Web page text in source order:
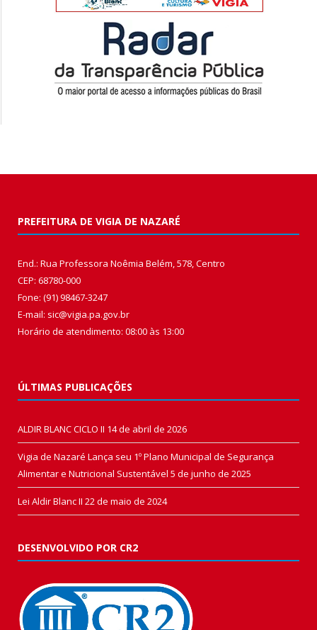
PREFEITURA DE VIGIA DE NAZARÉ
End.: Rua Professora Noêmia Belém, 578, Centro
CEP: 68780-000
Fone: (91) 98467-3247
E-mail: sic@vigia.pa.gov.br
Horário de atendimento: 08:00 às 13:00
ÚLTIMAS PUBLICAÇÕES
ALDIR BLANC CICLO II 14 de abril de 2026
Vigia de Nazaré Lança seu 1º Plano Municipal de Segurança
Alimentar e Nutricional Sustentável 5 de junho de 2025
Lei Aldir Blanc II 22 de maio de 2024
DESENVOLVIDO POR CR2